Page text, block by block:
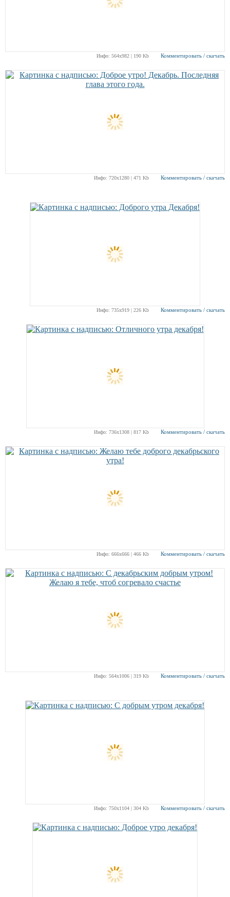
Инфо: 564х982 | 190 Kb Комментировать / скачать
Инфо: 720х1280 | 471 Kb Комментировать / скачать
Инфо: 735х919 | 226 Kb Комментировать / скачать
Инфо: 736х1308 | 817 Kb Комментировать / скачать
Инфо: 666х666 | 466 Kb Комментировать / скачать
Инфо: 564х1006 | 319 Kb Комментировать / скачать
Инфо: 750х1104 | 304 Kb Комментировать / скачать